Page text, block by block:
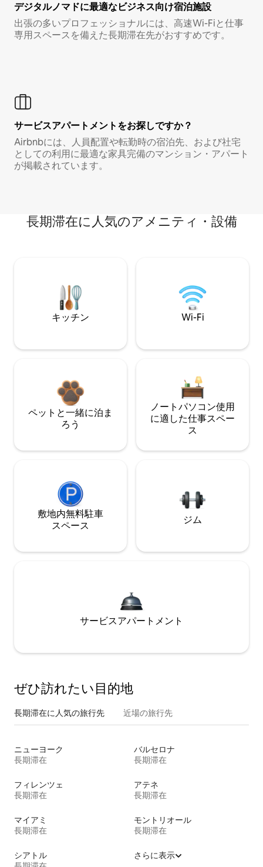
デジタルノマド⁠に最⁠適⁠なビ⁠ジ⁠ネ⁠ス⁠向⁠け宿⁠泊⁠施⁠設
出張の多いプロフェッショナルには、高速Wi-Fiと仕事
専用スペースを備えた長期滞在先がおすすめです。
サービスアパートメントをお探しですか？
Airbnbには、人員配置や転勤時の宿泊先、および社宅
としての利用に最適な家具完備のマンション・アパート
が掲載されています。
長期滞在に人気のアメニティ・設備
キッチン Wi-Fi
ペットと一緒に泊ま
ろう
ノートパソコン使用
に適した仕事スペー
ス
敷地内無料駐⁠車
ス⁠ペ⁠ー⁠ス
ジム
サービスアパートメント
ぜひ訪⁠れ⁠た⁠い目⁠的⁠地
長期滞在に人気の旅行先 近場の旅行先
ニューヨーク
長期滞在
バルセロナ
長期滞在
フィレンツェ
長期滞在
アテネ
長期滞在
マイアミ
長期滞在
モントリオール
長期滞在
シアトル
さらに表示